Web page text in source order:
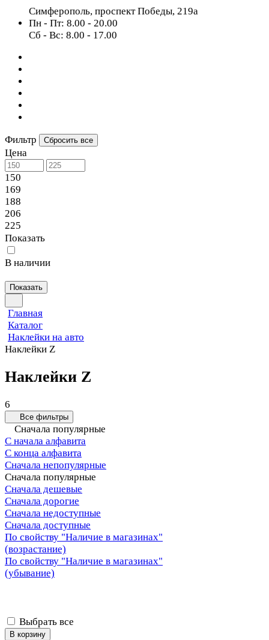
Симферополь, проспект Победы, 219а
Пн - Пт: 8.00 - 20.00
Сб - Вс: 8.00 - 17.00
Фильтр Сбросить все
Цена
150
169
188
206
225
Показать
В наличии
Показать
Главная
Каталог
Наклейки на авто
Наклейки Z
Наклейки Z
6
Все фильтры
Сначала популярные
С начала алфавита
С конца алфавита
Сначала непопулярные
Сначала популярные
Сначала дешевые
Сначала дорогие
Сначала недоступные
Сначала доступные
По свойству "Наличие в магазинах"
(возрастание)
По свойству "Наличие в магазинах"
(убывание)
Выбрать все
В корзину